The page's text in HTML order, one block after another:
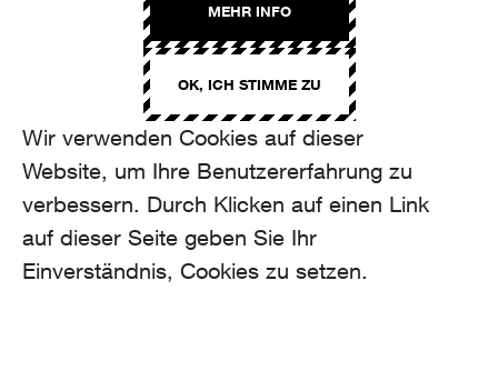
Wir verwenden Cookies auf dieser
Website, um Ihre Benutzererfahrung zu
verbessern. Durch Klicken auf einen Link
auf dieser Seite geben Sie Ihr
Einverständnis, Cookies zu setzen.
OK, ICH STIMME ZU
MEHR INFO
Binzmühlestrasse 170c
CH-8050 Zürich
CONTACT
hello@aroma.ch
+41 44 208 12 29
FOLLOW US